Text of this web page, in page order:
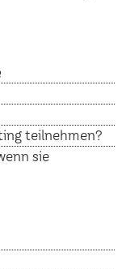
teilnehmen?
sie